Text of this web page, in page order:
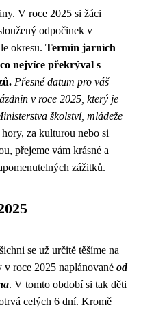
V roce 2025 si žáci
odpočinek v
okresu. Termín jarních
nejvíce překrýval s
Přesné datum pro váš
v roce 2025, který je
školství, mládeže
za kulturou nebo si
přejeme vám krásné a
zážitků.
se už určitě těšíme na
roce 2025 naplánované od
. V tomto období si tak děti
celých 6 dní. Kromě